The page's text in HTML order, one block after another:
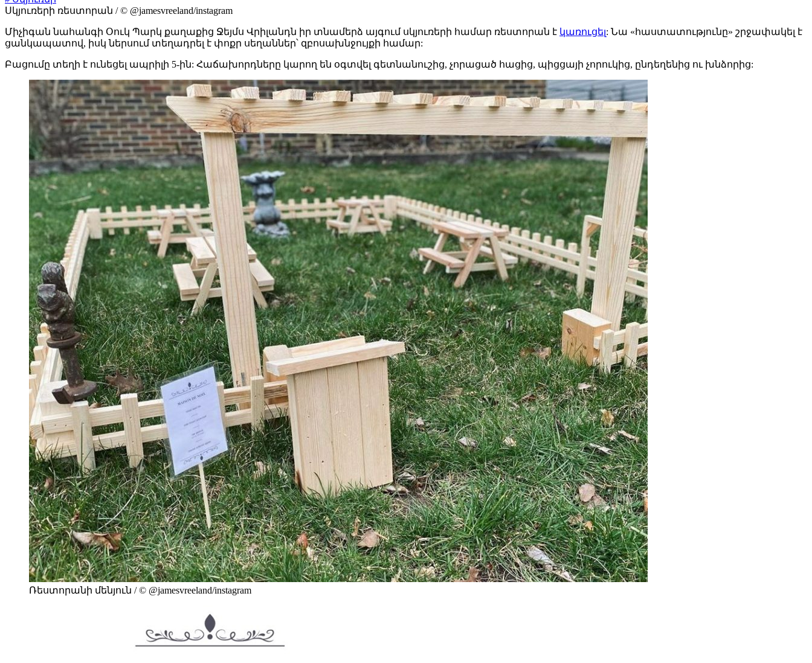
Սկյուռերի ռեստորան / © @jamesvreeland/instagram
Միչիգան նահանգի Օուկ Պարկ քաղաքից Ջեյմս Վրիլանդն իր տնամերձ այգում սկյուռերի համար ռեստորան է կառուցել: Նա «հաստատությունը» շրջափակել է
ցանկապատով, իսկ ներսում տեղադրել է փոքր սեղաններ՝ զբոսախնջույքի համար:
Բացումը տեղի է ունեցել ապրիլի 5-ին: Հաճախորդները կարող են օգտվել գետնանուշից, չորացած հացից, պիցցայի չորուկից, ընդեղենից ու խնձորից:
Ռեստորանի մենյուն / © @jamesvreeland/instagram